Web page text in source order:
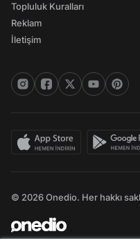
Topluluk Kuralları
Reklam
İletişim
© 2026 Onedio. Her hakkı